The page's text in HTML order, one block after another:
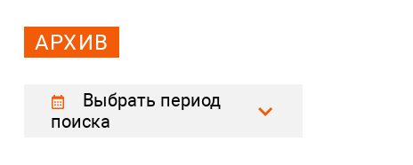
АРХИВ
Выбрать период
поиска